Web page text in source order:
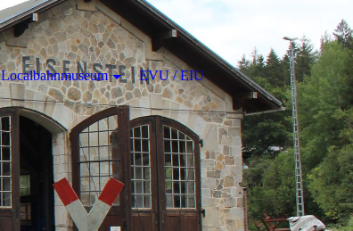
Localbahnmuseum EVU / EIU